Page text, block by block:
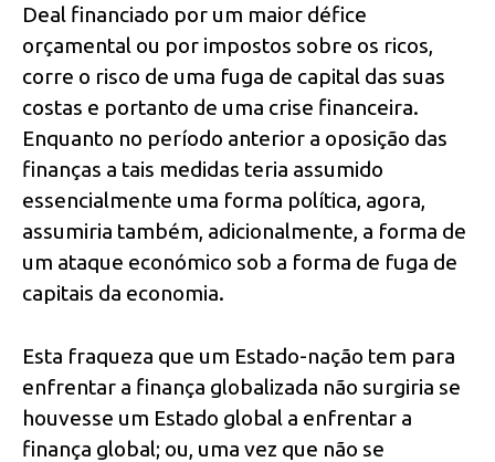
Deal financiado por um maior défice
orçamental ou por impostos sobre os ricos,
corre o risco de uma fuga de capital das suas
costas e portanto de uma crise financeira.
Enquanto no período anterior a oposição das
finanças a tais medidas teria assumido
essencialmente uma forma política, agora,
assumiria também, adicionalmente, a forma de
um ataque económico sob a forma de fuga de
capitais da economia.
Esta fraqueza que um Estado-nação tem para
enfrentar a finança globalizada não surgiria se
houvesse um Estado global a enfrentar a
finança global; ou, uma vez que não se